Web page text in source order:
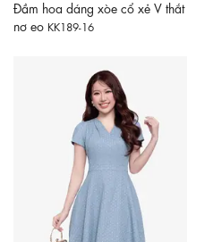
Đầm hoa dáng xòe cổ xẻ V thắt
nơ eo KK189-16